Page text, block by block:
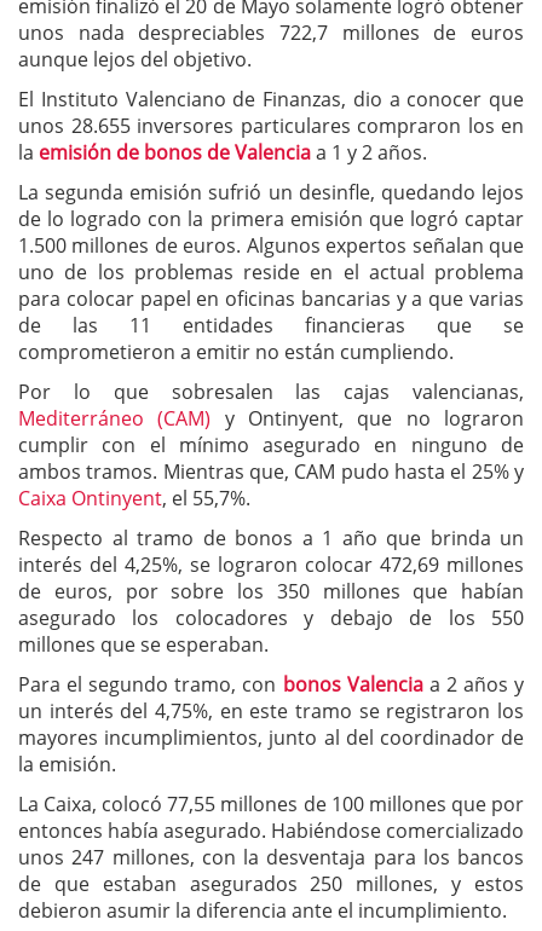
emisión finalizó el 20 de Mayo solamente logró obtener
unos nada despreciables 722,7 millones de euros
aunque lejos del objetivo.
El Instituto Valenciano de Finanzas, dio a conocer que
unos 28.655 inversores particulares compraron los en
la emisión de bonos de Valenciaa 1 y 2 años.
La segunda emisión sufrió un desinfle, quedando lejos
de lo logrado con la primera emisión que logró captar
1.500 millones de euros. Algunos expertos señalan que
uno de los problemas reside en el actual problema
para colocar papel en oficinas bancarias y a que varias
de las 11 entidades financieras que se
comprometieron a emitir no están cumpliendo.
Por lo que sobresalen las cajas valencianas,
Mediterráneo (CAM) y Ontinyent, que no lograron
cumplir con el mínimo asegurado en ninguno de
ambos tramos. Mientras que, CAM pudo hasta el 25% y
Caixa Ontinyent, el 55,7%.
Respecto al tramo de bonos a 1 año que brinda un
interés del 4,25%, se lograron colocar 472,69 millones
de euros, por sobre los 350 millones que habían
asegurado los colocadores y debajo de los 550
millones que se esperaban.
Para el segundo tramo, con bonos Valencia a 2 años y
un interés del 4,75%, en este tramo se registraron los
mayores incumplimientos, junto al del coordinador de
la emisión.
La Caixa, colocó 77,55 millones de 100 millones que por
entonces había asegurado. Habiéndose comercializado
unos 247 millones, con la desventaja para los bancos
de que estaban asegurados 250 millones, y estos
debieron asumir la diferencia ante el incumplimiento.